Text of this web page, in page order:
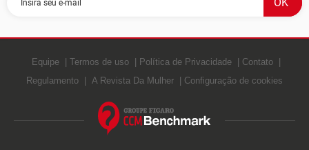
Equipe Termos de uso Política de Privacidade
Contato
Regulamento
A Revista Da Mulher Configuração de cookies